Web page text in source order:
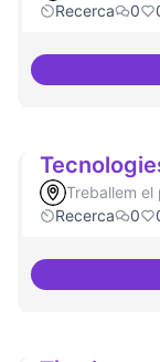
Recerca
0
Treballem
Recerca
0